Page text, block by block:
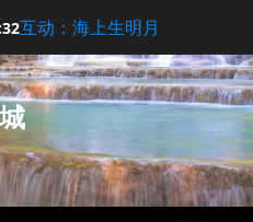
互动：海上生明月